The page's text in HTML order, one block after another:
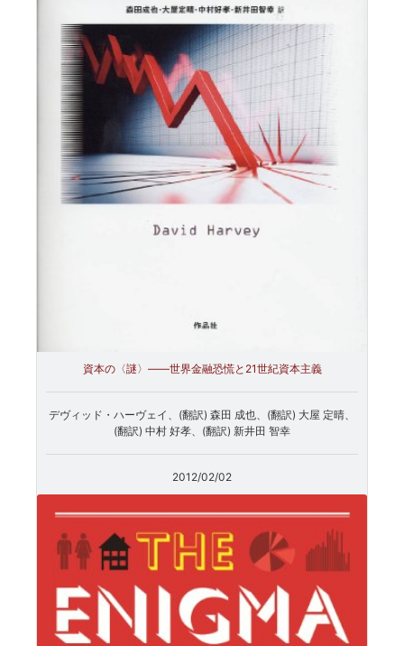
資本の〈謎〉――世界金融恐慌と21世紀資本主義
デヴィッド・ハーヴェイ、(翻訳) 森田 成也、(翻訳) 大屋 定晴、
(翻訳) 中村 好孝、(翻訳) 新井田 智幸
2012/02/02